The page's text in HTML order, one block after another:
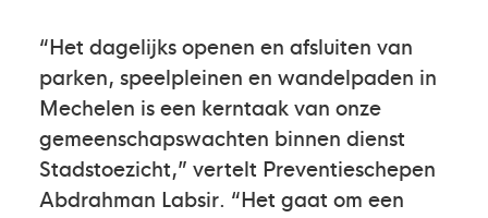
“Het dagelijks openen en afsluiten van
parken, speelpleinen en wandelpaden in
Mechelen is een kerntaak van onze
gemeenschapswachten binnen dienst
Stadstoezicht,” vertelt Preventieschepen
Abdrahman Labsir. “Het gaat om een